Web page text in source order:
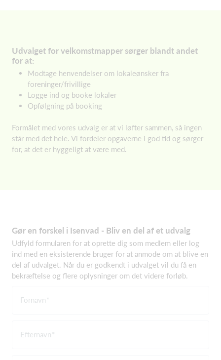
Udvalget for velkomstmapper sørger blandt andet
for at:
Modtage henvendelser om lokaleønsker fra
foreninger/frivillige
Logge ind og booke lokaler
Opfølgning på booking
Formålet med vores udvalg er at vi løfter sammen, så ingen
står med det hele. Vi fordeler opgaverne i god tid og sørger
for, at det er hyggeligt at være med.
Gør en forskel i Isenvad - Bliv en del af et udvalg
Udfyld formularen for at oprette dig som medlem eller log
ind med en eksisterende bruger for at anmode om at blive en
del af udvalget. Når du er godkendt i udvalget vil du få en
bekræftelse og flere oplysninger om det videre forløb.
Fornavn
Efternavn